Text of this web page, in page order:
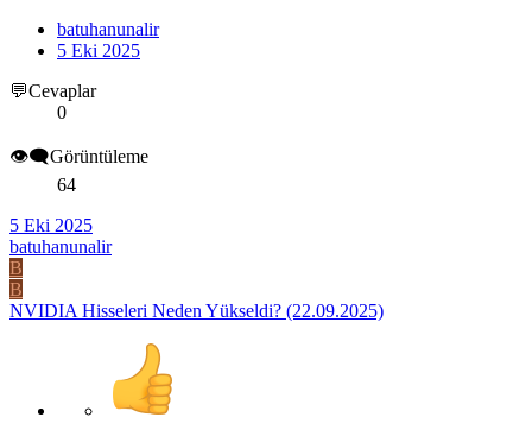
batuhanunalir
5 Eki 2025
💬Cevaplar
0
👁️‍🗨️Görüntüleme
64
5 Eki 2025
batuhanunalir
B
B
NVIDIA Hisseleri Neden Yükseldi? (22.09.2025)